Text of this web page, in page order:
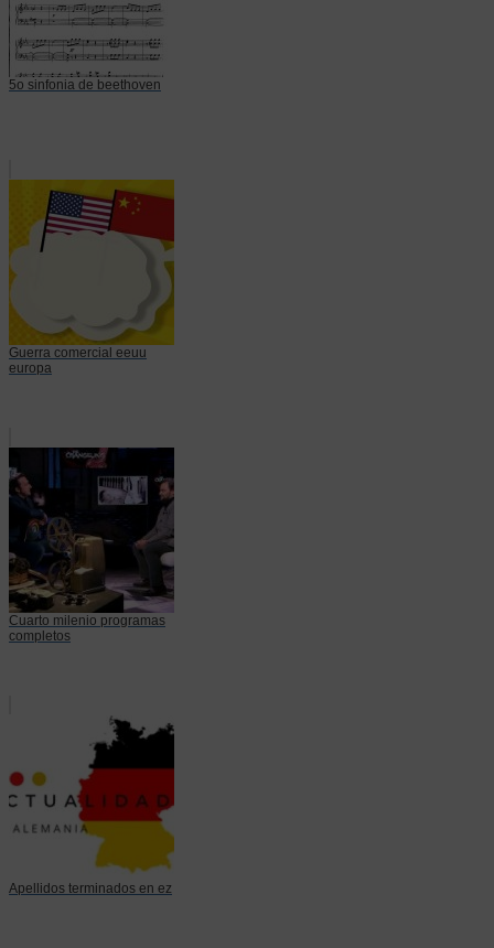
5o sinfonia de beethoven
Guerra comercial eeuu
europa
Cuarto milenio programas
completos
Apellidos terminados en ez